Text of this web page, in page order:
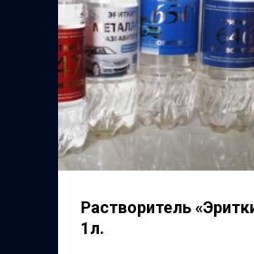
Растворитель
1л.